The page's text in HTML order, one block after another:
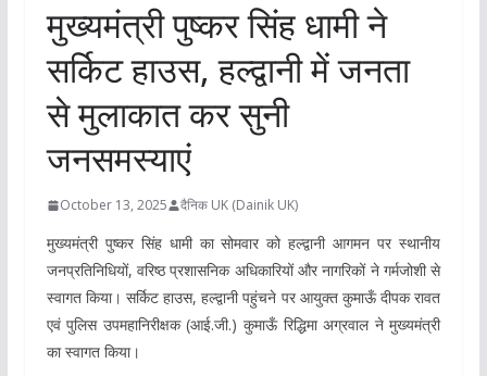
मुख्यमंत्री पुष्कर सिंह धामी ने
सर्किट हाउस, हल्द्वानी में जनता
से मुलाकात कर सुनी
जनसमस्याएं
October 13, 2025 दैनिक UK (Dainik UK)
मुख्यमंत्री पुष्कर सिंह धामी का सोमवार को हल्द्वानी आगमन पर स्थानीय
जनप्रतिनिधियों, वरिष्ठ प्रशासनिक अधिकारियों और नागरिकों ने गर्मजोशी से
स्वागत किया। सर्किट हाउस, हल्द्वानी पहुंचने पर आयुक्त कुमाऊँ दीपक रावत
एवं पुलिस उपमहानिरीक्षक (आई.जी.) कुमाऊँ रिद्धिमा अग्रवाल ने मुख्यमंत्री
का स्वागत किया।